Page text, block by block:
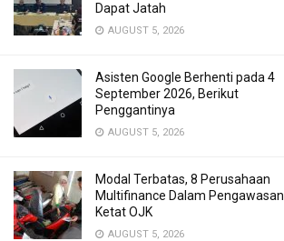
Dapat Jatah
AUGUST 5, 2026
Asisten Google Berhenti pada 4
September 2026, Berikut
Penggantinya
AUGUST 5, 2026
Modal Terbatas, 8 Perusahaan
Multifinance Dalam Pengawasan
Ketat OJK
AUGUST 5, 2026